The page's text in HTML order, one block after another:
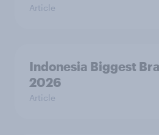
Article
Indonesia Biggest
2026
Article